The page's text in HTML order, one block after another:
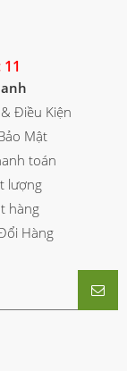
Điều Kiện
Mật
toán
lượng
hàng
Hàng